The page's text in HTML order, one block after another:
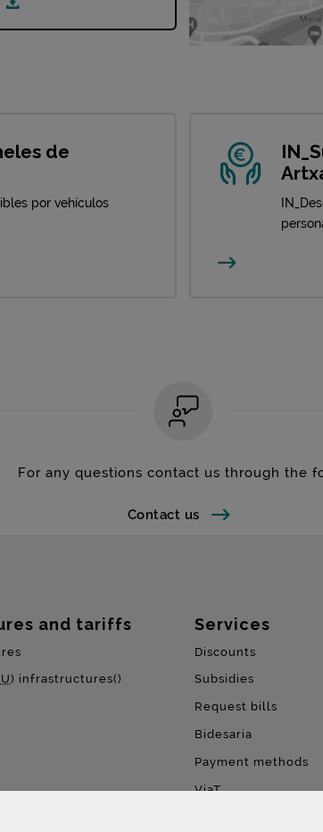
de
por vehículos
For any questions contact us through the
Contact us
and tariffs
) infrastructures()
Services
Discounts
Subsidies
Request bills
Bidesaria
Payment methods
ViaT